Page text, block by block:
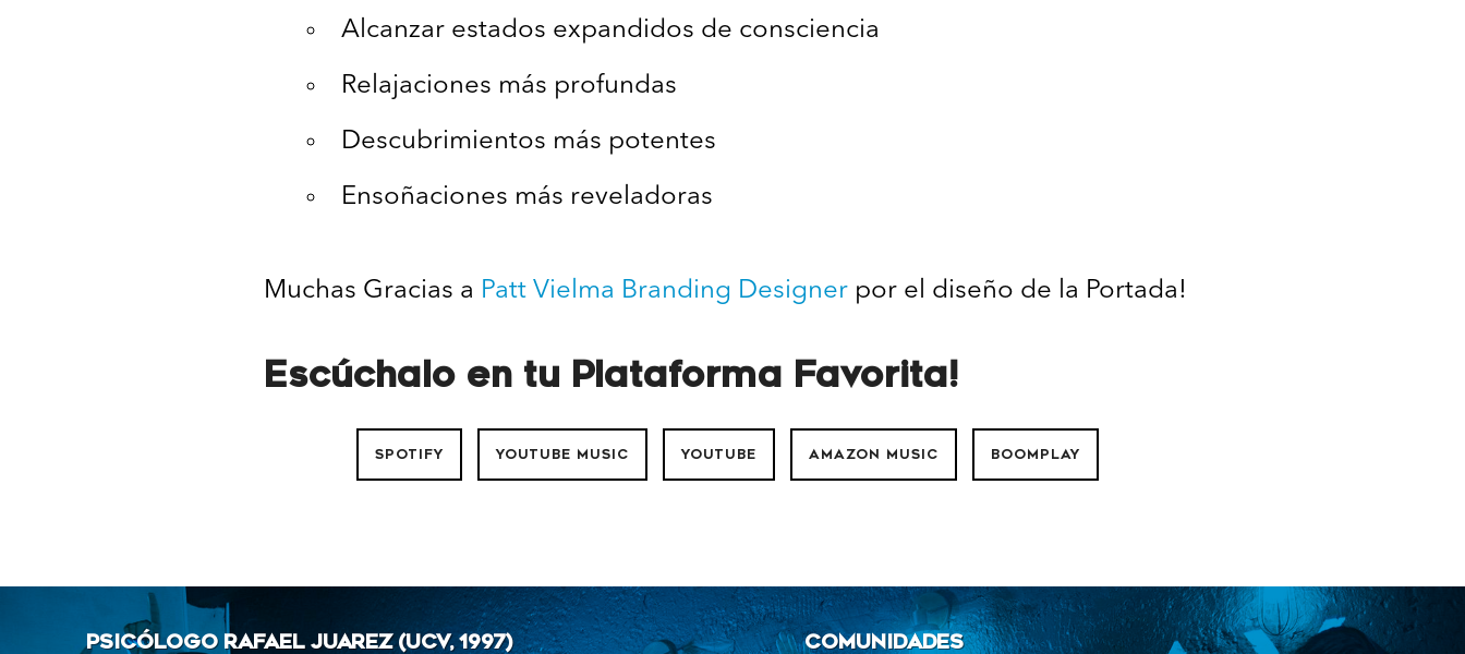
Alcanzar estados expandidos de consciencia
Relajaciones más profundas
Descubrimientos más potentes
Ensoñaciones más reveladoras
Muchas Gracias a Patt Vielma Branding Designer por el diseño de la Portada!
Escúchalo en tu Plataforma Favorita!
SPOTIFY YOUTUBE MUSIC YOUTUBE AMAZON MUSIC BOOMPLAY
PSICÓLOGO RAFAEL JUAREZ (UCV, 1997) COMUNIDADES